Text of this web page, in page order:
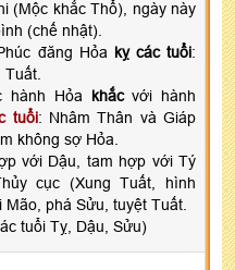
(Mộc khắc Thổ), ngày này
(chế nhật).
đăng Hỏa kỵ các tuổi:
hành Hỏa khắcvới hành
tuổi: Nhâm Thân và Giáp
không sợ Hỏa.
với Dậu, tam hợp với Tý
cục (Xung Tuất, hình
phá Sửu, tuyệt Tuất.
tuổi Tỵ, Dậu, Sửu)